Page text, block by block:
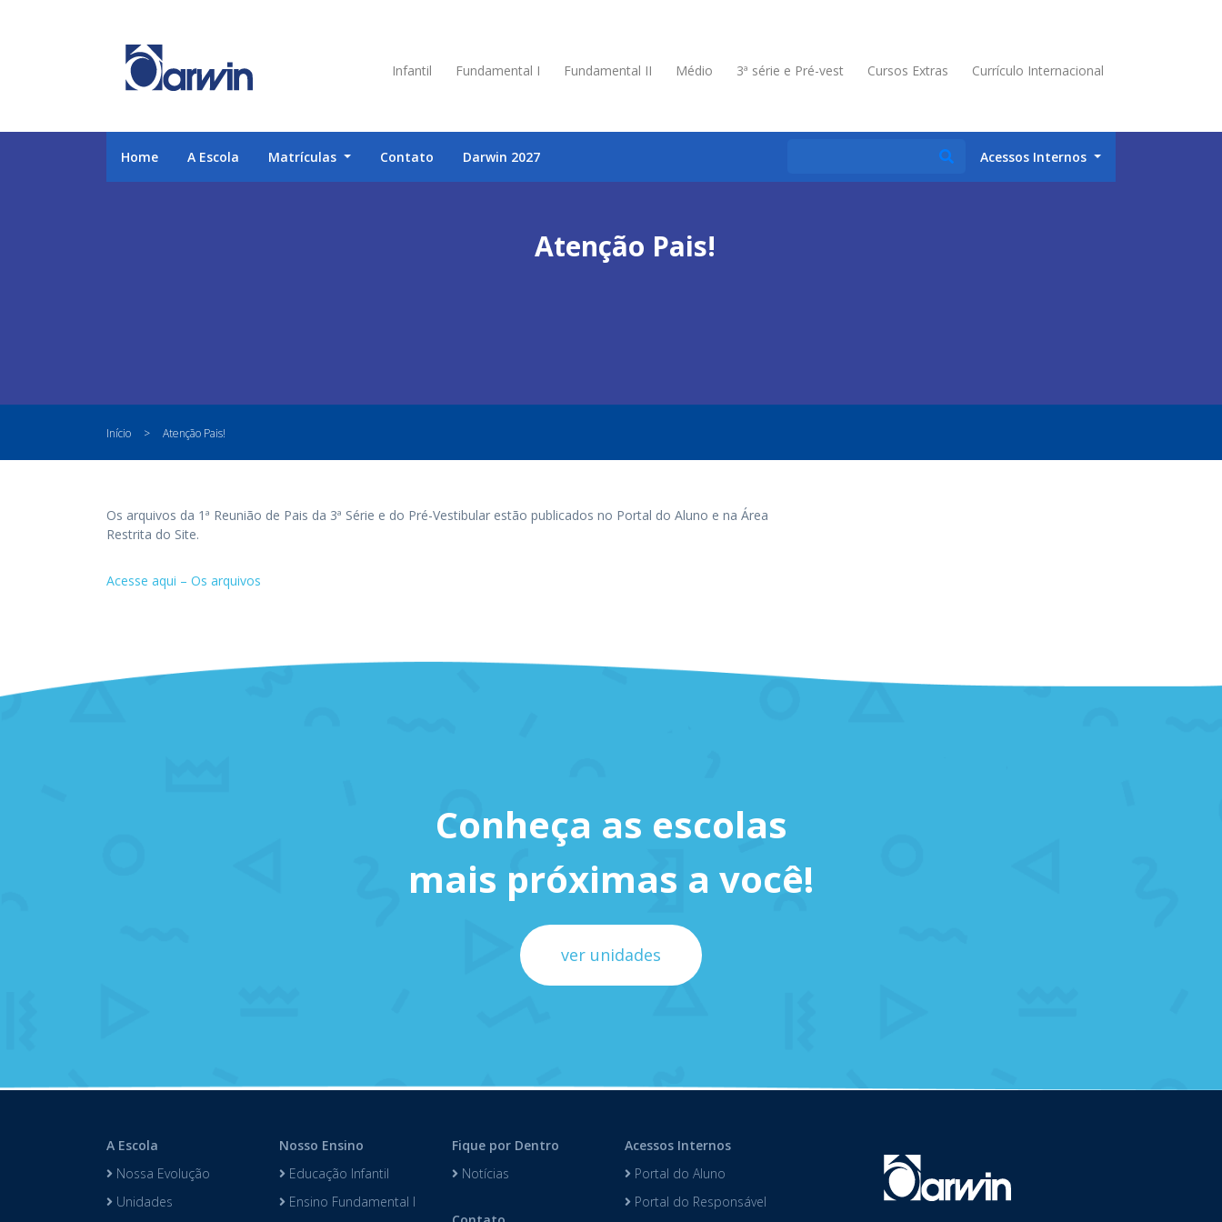
Infantil Fundamental I Fundamental II Médio 3ª série e Pré-vest Cursos Extras Currículo Internacional
Home A Escola Matrículas Contato Darwin 2027 Acessos Internos
Atenção Pais!
Início > Atenção Pais!
Os arquivos da 1ª Reunião de Pais da 3ª Série e do Pré-Vestibular estão publicados no Portal do Aluno e na Área
Restrita do Site.
Acesse aqui – Os arquivos
Conheça as escolas
mais próximas a você!
ver unidades
A Escola
Nossa Evolução
Unidades
Nosso Ensino
Educação Infantil
Ensino Fundamental I
Fique por Dentro
Notícias
Acessos Internos
Portal do Aluno
Portal do Responsável